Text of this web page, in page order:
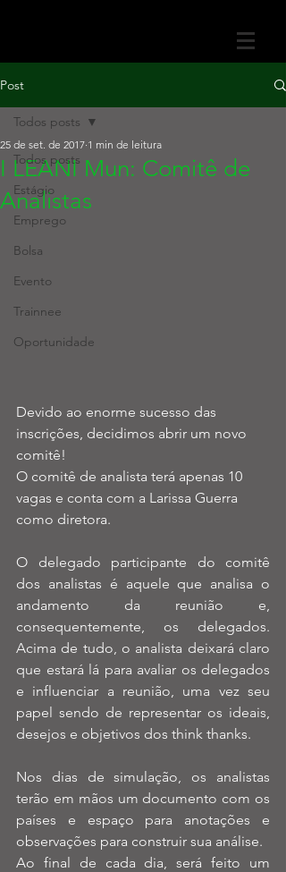
Post
Todos posts
Estágio
Emprego
Bolsa
Evento
Trainnee
Oportunidade
Todos posts
I LEANI Mun: Comitê de
Analistas
25 de set. de 2017 1 min de leitura
Devido ao enorme sucesso das
inscrições, decidimos abrir um novo
comitê!
O comitê de analista terá apenas 10
vagas e conta com a Larissa Guerra
como diretora.
O delegado participante do comitê
dos analistas é aquele que analisa o
andamento da reunião e,
consequentemente, os delegados.
Acima de tudo, o analista deixará claro
que estará lá para avaliar os delegados
e influenciar a reunião, uma vez seu
papel sendo de representar os ideais,
desejos e objetivos dos think thanks.
Nos dias de simulação, os analistas
terão em mãos um documento com os
países e espaço para anotações e
observações para construir sua análise.
Ao final de cada dia, será feito um